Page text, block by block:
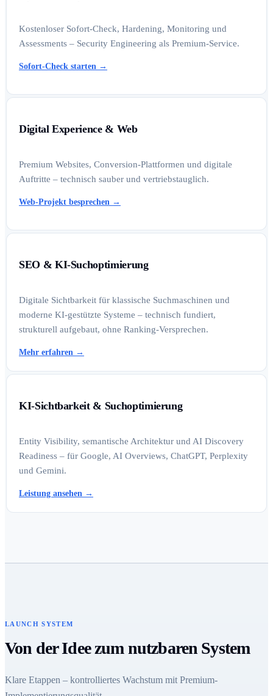
Kostenloser Sofort-Check, Hardening, Monitoring und
Assessments – Security Engineering als Premium-Service.
Sofort-Check starten →
Digital Experience & Web
Premium Websites, Conversion-Plattformen und digitale
Auftritte – technisch sauber und vertriebstauglich.
Web-Projekt besprechen →
SEO & KI-Suchoptimierung
Digitale Sichtbarkeit für klassische Suchmaschinen und
moderne KI-gestützte Systeme – technisch fundiert,
strukturell aufgebaut, ohne Ranking-Versprechen.
Mehr erfahren →
KI-Sichtbarkeit & Suchoptimierung
Entity Visibility, semantische Architektur und AI Discovery
Readiness – für Google, AI Overviews, ChatGPT, Perplexity
und Gemini.
Leistung ansehen →
LAUNCH SYSTEM
Von der Idee zum nutzbaren System
Klare Etappen – kontrolliertes Wachstum mit Premium-